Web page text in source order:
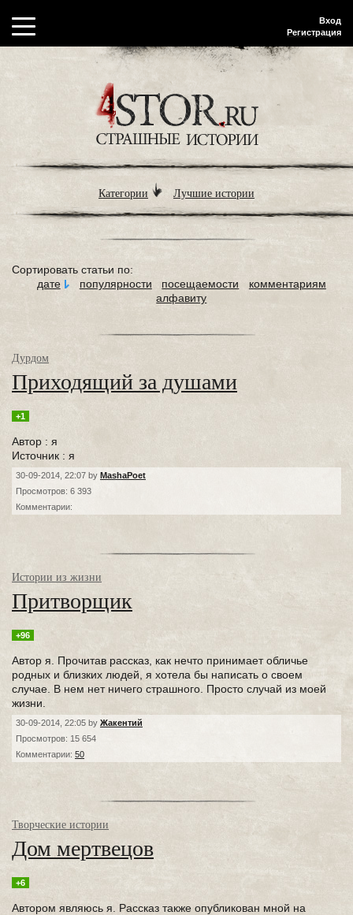
Вход
Регистрация
Категории Лучшие истории
Сортировать статьи по:
дате
популярности посещаемости
комментариям
алфавиту
Дурдом
Приходящий за душами
+1
Автор : я
Источник : я
30-09-2014, 22:07 by MashaPoet
Просмотров: 6 393
Комментарии:
Истории из жизни
Притворщик
+96
Автор я. Прочитав рассказ, как нечто принимает обличье
родных и близких людей, я хотела бы написать о своем
случае. В нем нет ничего страшного. Просто случай из моей
жизни.
30-09-2014, 22:05 by Жакентий
Просмотров: 15 654
Комментарии: 50
Творческие истории
Дом мертвецов
+6
Автором являюсь я. Рассказ также опубликован мной на